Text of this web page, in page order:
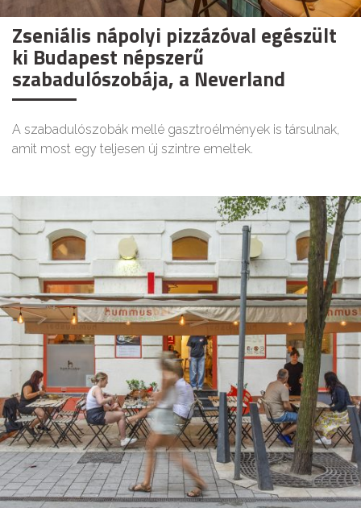
Zseniális nápolyi pizzázóval egészült
ki Budapest népszerű
szabadulószobája, a Neverland
A szabadulószobák mellé gasztroélmények is társulnak,
amit most egy teljesen új szintre emeltek.